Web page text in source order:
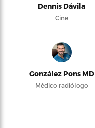
Dennis Dávila
Cine
González Pons MD
Médico radiólogo